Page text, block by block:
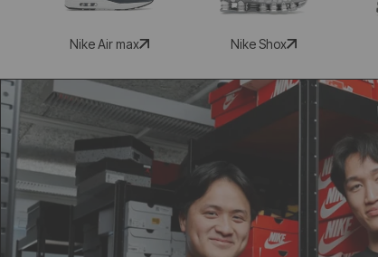
Nike Air max Nike Shox